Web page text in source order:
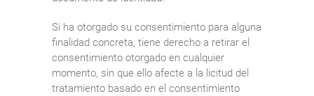
Si ha otorgado su consentimiento para alguna
finalidad concreta, tiene derecho a retirar el
consentimiento otorgado en cualquier
momento, sin que ello afecte a la licitud del
tratamiento basado en el consentimiento